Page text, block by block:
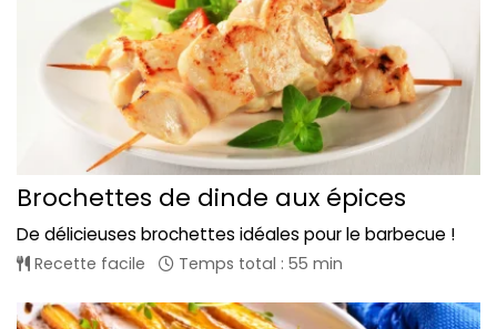
Brochettes de dinde aux épices
De délicieuses brochettes idéales pour le barbecue !
Recette facile Temps total : 55 min